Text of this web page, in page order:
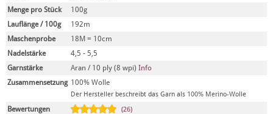
Menge pro Stück
100g
Lauflänge / 100g
192m
Maschenprobe
18M = 10cm
Nadelstärke
4,5 - 5,5
Garnstärke
Aran / 10 ply (8 wpi) Info
Zusammensetzung 100% Wolle
Der Hersteller beschreibt das Garn als 100% Merino-Wolle
Bewertungen
(26)